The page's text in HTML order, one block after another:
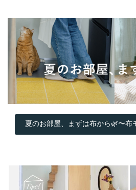
夏のお部屋、まずは布から🌿〜布